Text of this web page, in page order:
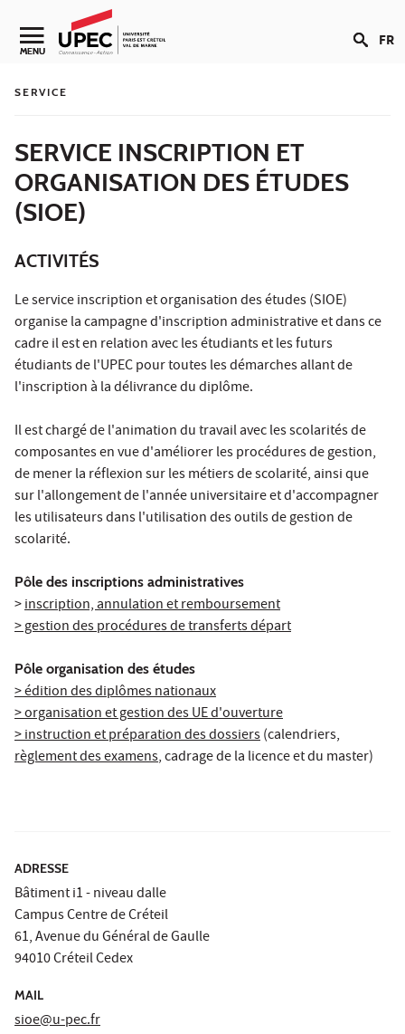
Aller au contenu
Navigation secondaire
MENU FR
SERVICE
SERVICE INSCRIPTION ET
ORGANISATION DES ÉTUDES
(SIOE)
ACTIVITÉS
Le service inscription et organisation des études (SIOE)
organise la campagne d'inscription administrative et dans ce
cadre il est en relation avec les étudiants et les futurs
étudiants de l'UPEC pour toutes les démarches allant de
l'inscription à la délivrance du diplôme.
Il est chargé de l'animation du travail avec les scolarités de
composantes en vue d'améliorer les procédures de gestion,
de mener la réflexion sur les métiers de scolarité, ainsi que
sur l'allongement de l'année universitaire et d'accompagner
les utilisateurs dans l'utilisation des outils de gestion de
scolarité.
Pôle des inscriptions administratives
>inscription, annulation et remboursement
> gestion des procédures de transferts départ
Pôle organisation des études
> édition des diplômes nationaux
> organisation et gestion des UE d'ouverture
> instruction et préparation des dossiers(calendriers,
règlement des examens, cadrage de la licence et du master)
ADRESSE
Bâtiment i1 - niveau dalle
Campus Centre de Créteil
61, Avenue du Général de Gaulle
94010 Créteil Cedex
MAIL
sioe@u-pec.fr